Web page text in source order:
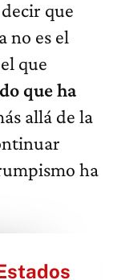
que
no es el
que
que ha
allá de la
ha